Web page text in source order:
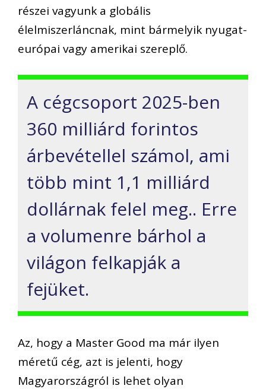
részei vagyunk a globális
élelmiszerláncnak, mint bármelyik nyugat-
európai vagy amerikai szereplő.
A cégcsoport 2025-ben
360 milliárd forintos
árbevétellel számol, ami
több mint 1,1 milliárd
dollárnak felel meg.. Erre
a volumenre bárhol a
világon felkapják a
fejüket.
Az, hogy a Master Good ma már ilyen
méretű cég, azt is jelenti, hogy
Magyarországról is lehet olyan